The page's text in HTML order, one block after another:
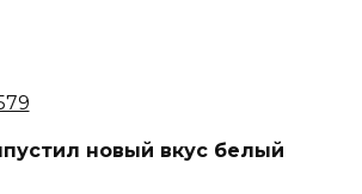
новый вкус белый